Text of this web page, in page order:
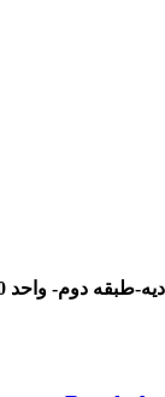
طبقه دوم- واحد 20